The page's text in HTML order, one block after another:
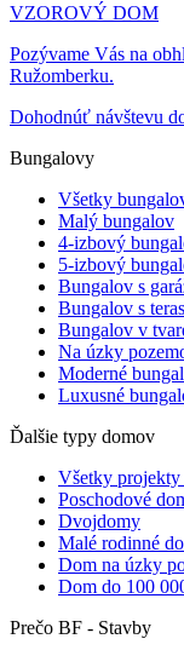
VZOROVÝ DOM
Pozývame Vás na
Ružomberku.
Dohodnúť návštevu
Bungalovy
Všetky
Malý bungalov
4-izbový
5-izbový
Bungalov s
Bungalov s
Bungalov v
Na úzky
Moderné
Luxusné
Ďalšie typy domov
Všetky
Poschodové
Dvojdomy
Malé rodinné
Dom na úzky
Dom do 100
Prečo BF - Stavby